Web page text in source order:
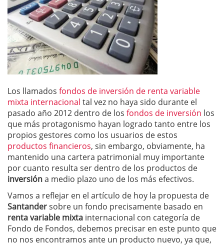
Los llamados fondos de inversión de renta variable
mixta internacional tal vez no haya sido durante el
pasado año 2012 dentro de los fondos de inversión los
que más protagonismo hayan logrado tanto entre los
propios gestores como los usuarios de estos
productos financieros, sin embargo, obviamente, ha
mantenido una cartera patrimonial muy importante
por cuanto resulta ser dentro de los productos de
inversióna medio plazo uno de los más efectivos.
Vamos a reflejar en el artículo de hoy la propuesta de
Santandersobre un fondo precisamente basado en
renta variable mixta internacional con categoría de
Fondo de Fondos, debemos precisar en este punto que
no nos encontramos ante un producto nuevo, ya que,